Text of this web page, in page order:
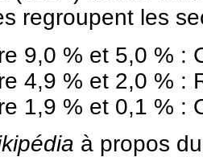
regroupent les
9,0 % et 5,0 % :
4,9 % et 2,0 % :
1,9 % et 0,1 % :
à propos